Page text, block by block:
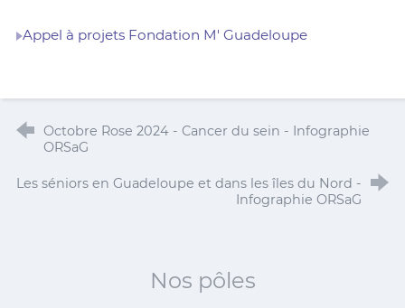
Appel à projets Fondation M' Guadeloupe
Octobre Rose 2024 - Cancer du sein - Infographie
ORSaG
Les séniors en Guadeloupe et dans les îles du Nord -
Infographie ORSaG
Nos pôles